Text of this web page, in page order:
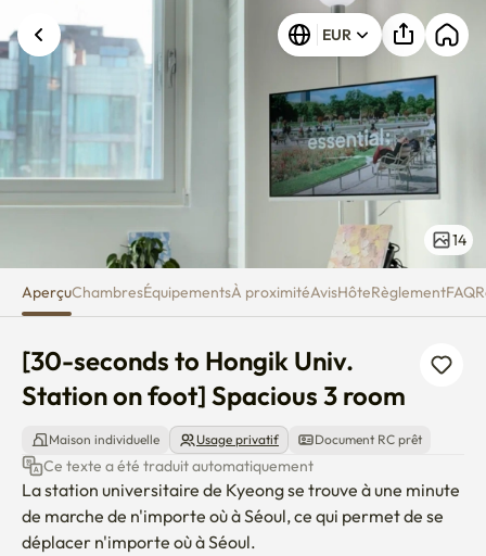
[30-seconds to Hongik Univ.
EUR
14
AperçuChambresÉquipementsÀ proximitéAvisHôteRèglementFAQ
[30-seconds to Hongik Univ.
Station on foot] Spacious 3 room
Maison individuelle Usage privatif Document RC prêt
Ce texte a été traduit automatiquement
La station universitaire de Kyeong se trouve à une minute
de marche de n'importe où à Séoul, ce qui permet de se
déplacer n'importe où à Séoul.